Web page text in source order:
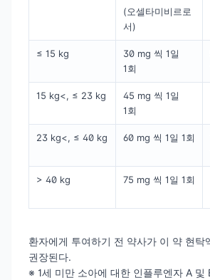
(오셀타미비르로
서)
≤ 15 kg
30 mg 씩 1일
1회
15 kg<, ≤ 23 kg
45 mg 씩 1일
1회
23 kg<, ≤ 40 kg 60 mg 씩 1일 1회
> 40 kg 75 mg 씩 1일 1회
환자에게 투여하기 전 약사가 이 약 현탁
권장된다.
※ 1세 미만 소아에 대한 인플루엔자 A 및